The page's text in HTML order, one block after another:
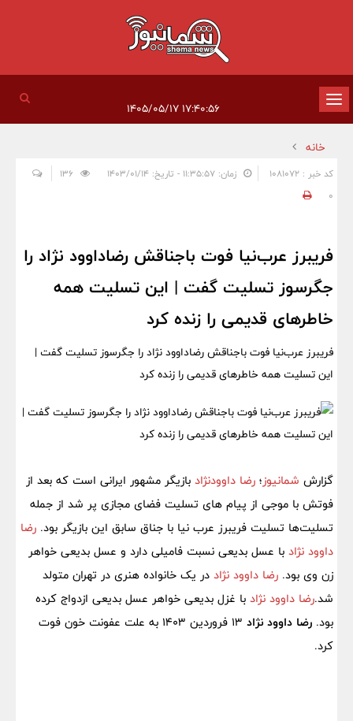
تغییر
وضعیت
ناوبری
۱۷:۴۰:۵۶ ۱۴۰۵/۰۵/۱۷
خانه
کد خبر : 1081072 زمان: ۱۱:۳۵:۵۷ - تاریخ: ۱۴۰۳/۰۱/۱۴
0
فریبرز عرب‌نیا فوت باجناقش رضاداوود نژاد را
جگرسوز تسلیت گفت | این تسلیت همه
خاطرهای قدیمی را زنده کرد
فریبرز عرب‌نیا فوت باجناقش رضاداوود نژاد را جگرسوز تسلیت گفت |
این تسلیت همه خاطرهای قدیمی را زنده کرد
گزارش شمانیوز؛ رضا داوودنژاد بازیگر مشهور ایرانی است که بعد از
فوتش با موجی از پیام های تسلیت فضای مجازی پر شد از جمله
تسلیت‌ها تسلیت‌ فریبرز عرب نیا با جناق سابق این بازیگر بود. رضا
داوود نژاد با عسل بدیعی نسبت فامیلی دارد و عسل بدیعی خواهر
زن وی بود. رضا داوود نژاد در یک خانواده هنری در تهران متولد
شد.رضا داوود نژاد با غزل بدیعی خواهر عسل بدیعی ازدواج کرده
بود. رضا داوود نژاد
13 فروردین 1403 به علت عفونت خون فوت
کرد.